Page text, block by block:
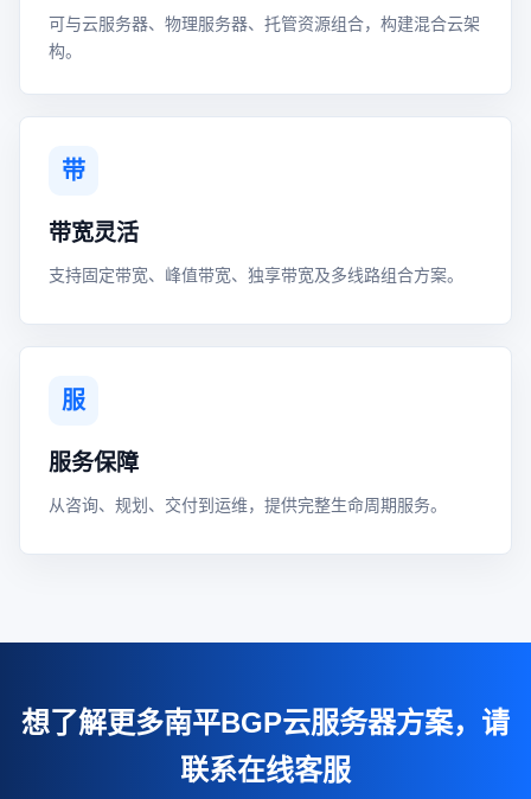
可与云服务器、物理服务器、托管资源组合，构建混合云架
构。
带
带宽灵活
支持固定带宽、峰值带宽、独享带宽及多线路组合方案。
服
服务保障
从咨询、规划、交付到运维，提供完整生命周期服务。
想了解更多南平BGP云服务器方案，请
联系在线客服